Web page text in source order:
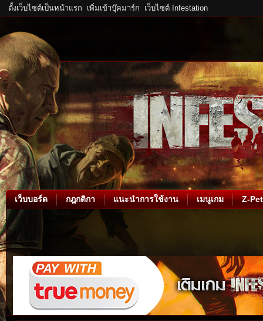
ตั้งเว็บไซต์เป็นหน้าแรก เพิ่มเข้าบุ๊คมาร์ก เว็บไซต์ Infestation
เว็บบอร์ด กฎกติกา แนะนำการใช้งาน เมนูเกม Z-Pet